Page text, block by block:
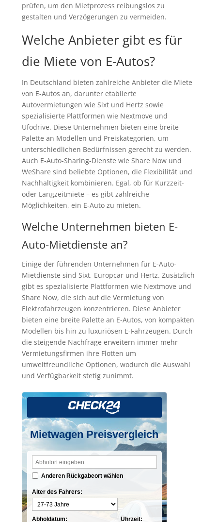
prüfen, um den Mietprozess reibungslos zu
gestalten und Verzögerungen zu vermeiden.
Welche Anbieter gibt es für
die Miete von E-Autos?
In Deutschland bieten zahlreiche Anbieter die Miete
von E-Autos an, darunter etablierte
Autovermietungen wie Sixt und Hertz sowie
spezialisierte Plattformen wie Nextmove und
Ufodrive. Diese Unternehmen bieten eine breite
Palette an Modellen und Preiskategorien, um
unterschiedlichen Bedürfnissen gerecht zu werden.
Auch E-Auto-Sharing-Dienste wie Share Now und
WeShare sind beliebte Optionen, die Flexibilität und
Nachhaltigkeit kombinieren. Egal, ob für Kurzzeit-
oder Langzeitmiete – es gibt zahlreiche
Möglichkeiten, ein E-Auto zu mieten.
Welche Unternehmen bieten E-
Auto-Mietdienste an?
Einige der führenden Unternehmen für E-Auto-
Mietdienste sind Sixt, Europcar und Hertz. Zusätzlich
gibt es spezialisierte Plattformen wie Nextmove und
Share Now, die sich auf die Vermietung von
Elektrofahrzeugen konzentrieren. Diese Anbieter
bieten eine breite Palette an E-Autos, von kompakten
Modellen bis hin zu luxuriösen E-Fahrzeugen. Durch
die steigende Nachfrage erweitern immer mehr
Vermietungsfirmen ihre Flotten um
umweltfreundliche Optionen, wodurch die Auswahl
und Verfügbarkeit stetig zunimmt.
Mietwagen Preisvergleich
Anderen Rückgabeort wählen
Alter des Fahrers:
Abholdatum: Uhrzeit: